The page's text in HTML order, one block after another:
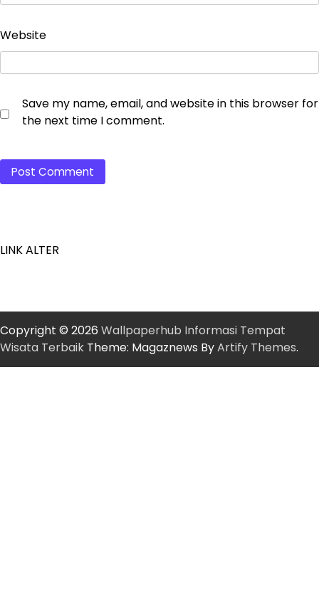
Website
Save my name, email, and website in this browser for
the next time I comment.
LINK ALTER
Copyright © 2026 Wallpaperhub Informasi Tempat
Wisata Terbaik Theme: Magaznews ByArtify Themes.